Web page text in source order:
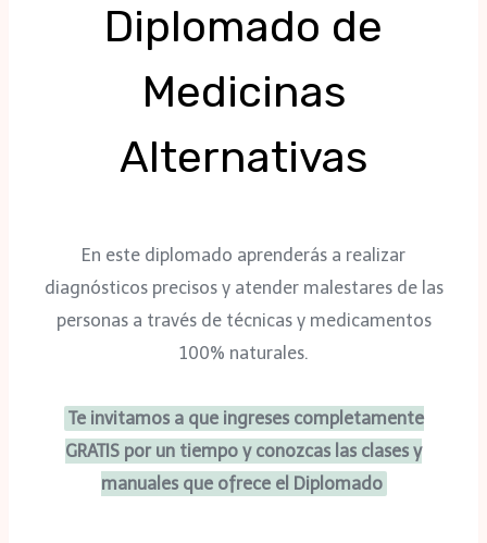
Diplomado de
Medicinas
Alternativas
En este diplomado aprenderás a realizar
diagnósticos precisos y atender malestares de las
personas a través de técnicas y medicamentos
100% naturales.
Te invitamos a que ingreses completamente
GRATIS por un tiempo y conozcas las clases y
manuales que ofrece el Diplomado